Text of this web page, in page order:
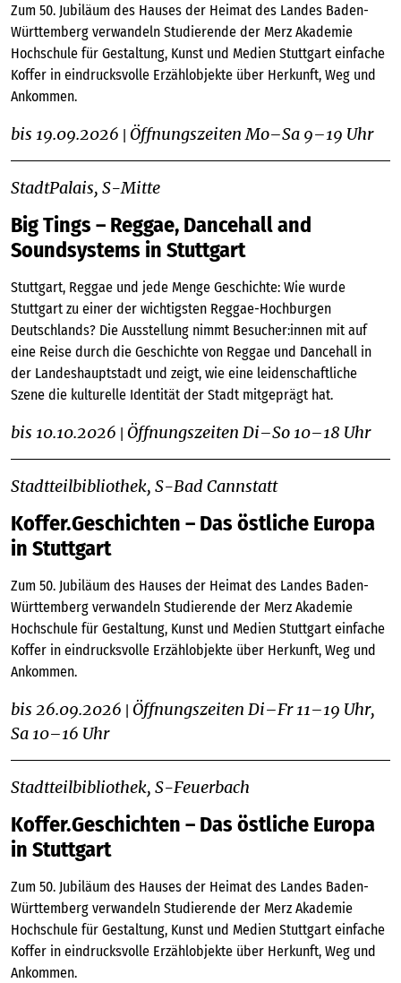
Zum 50. Jubiläum des Hauses der Heimat des Landes Baden-
Württemberg verwandeln Studierende der Merz Akademie
Hochschule für Gestaltung, Kunst und Medien Stuttgart einfache
Koffer in eindrucksvolle Erzählobjekte über Herkunft, Weg und
Ankommen.
bis 19.09.2026 Öffnungszeiten Mo–Sa 9–19 Uhr
StadtPalais, S-Mitte
Big Tings – Reggae, Dancehall and
Soundsystems in Stuttgart
Stuttgart, Reggae und jede Menge Geschichte: Wie wurde
Stuttgart zu einer der wichtigsten Reggae-Hochburgen
Deutschlands? Die Ausstellung nimmt Besucher:innen mit auf
eine Reise durch die Geschichte von Reggae und Dancehall in
der Landeshauptstadt und zeigt, wie eine leidenschaftliche
Szene die kulturelle Identität der Stadt mitgeprägt hat.
bis 10.10.2026 Öffnungszeiten Di–So 10–18 Uhr
Stadtteilbibliothek, S-Bad Cannstatt
Koffer.Geschichten – Das östliche Europa
in Stuttgart
Zum 50. Jubiläum des Hauses der Heimat des Landes Baden-
Württemberg verwandeln Studierende der Merz Akademie
Hochschule für Gestaltung, Kunst und Medien Stuttgart einfache
Koffer in eindrucksvolle Erzählobjekte über Herkunft, Weg und
Ankommen.
bis 26.09.2026 Öffnungszeiten Di–Fr 11–19 Uhr,
Sa 10–16 Uhr
Stadtteilbibliothek, S-Feuerbach
Koffer.Geschichten – Das östliche Europa
in Stuttgart
Zum 50. Jubiläum des Hauses der Heimat des Landes Baden-
Württemberg verwandeln Studierende der Merz Akademie
Hochschule für Gestaltung, Kunst und Medien Stuttgart einfache
Koffer in eindrucksvolle Erzählobjekte über Herkunft, Weg und
Ankommen.